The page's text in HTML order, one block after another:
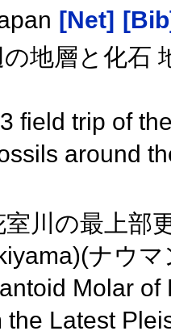
[Net]
地層と化石
field trip of
around
川の最上部
ナウ
Molar
the Latest